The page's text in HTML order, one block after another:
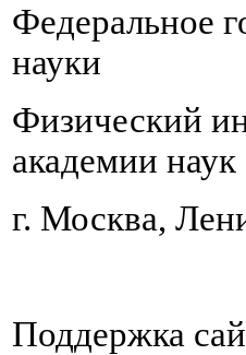
Федеральное
науки
Физический
академии наук
г. Москва,
Поддержка